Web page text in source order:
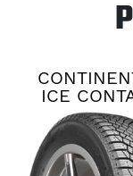
ICE
XTRM